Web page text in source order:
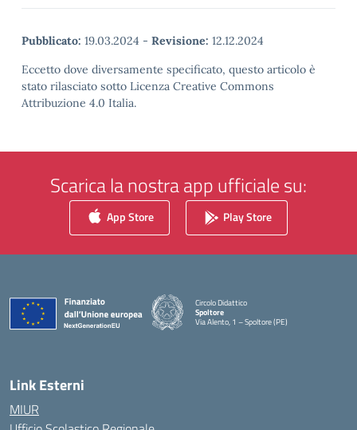
Pubblicato: 19.03.2024 - Revisione: 12.12.2024
Eccetto dove diversamente specificato, questo articolo è
stato rilasciato sotto Licenza Creative Commons
Attribuzione 4.0 Italia.
Scarica la nostra app ufficiale su:
App Store Play Store
Circolo Didattico
Spoltore
Via Alento, 1 – Spoltore (PE)
— Visita la pagina iniziale della scuola
Link Esterni
MIUR